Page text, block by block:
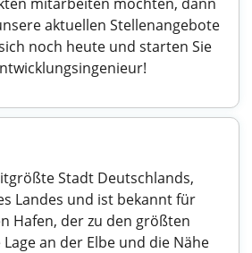
aktuellen Stellenangebote
noch heute und starten Sie
Stadt Deutschlands,
Landes und ist bekannt für
Hafen, der zu den größten
an der Elbe und die Nähe